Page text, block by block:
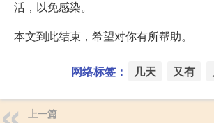
活，以免感染。
本文到此结束，希望对你有所帮助。
网络标签： 几天 又有
上一篇